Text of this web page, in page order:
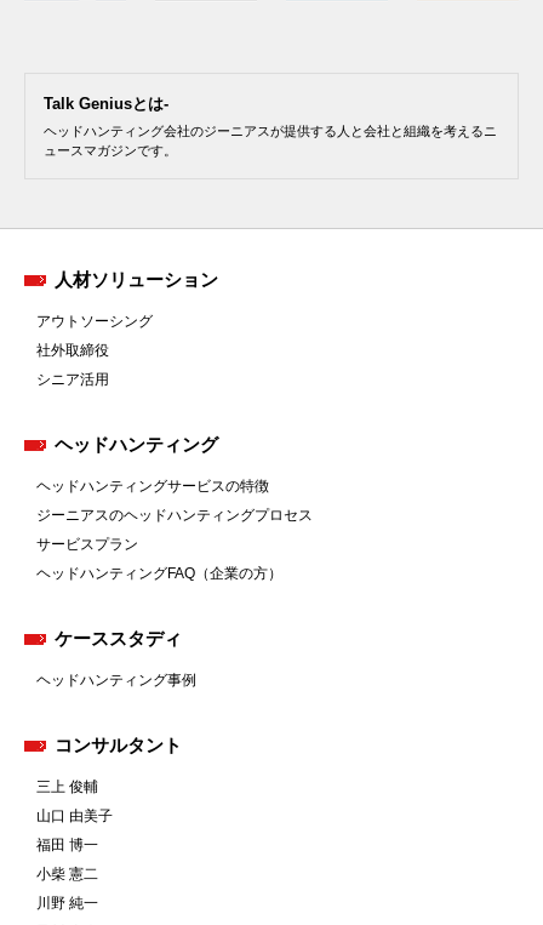
Talk Geniusとは-
ヘッドハンティング会社のジーニアスが提供する人と会社と組織を考えるニ
ュースマガジンです。
人材ソリューション
アウトソーシング
社外取締役
シニア活用
ヘッドハンティング
ヘッドハンティングサービスの特徴
ジーニアスのヘッドハンティングプロセス
サービスプラン
ヘッドハンティングFAQ（企業の方）
ケーススタディ
ヘッドハンティング事例
コンサルタント
三上 俊輔
山口 由美子
福田 博一
小柴 憲二
川野 純一